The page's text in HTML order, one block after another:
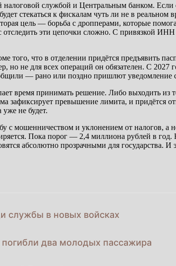
службой и Центральным банком. Если
стекаться к фискалам чуть ли не в
цель — борьба с дропперами, которые
эти цепочки сложно. С привязкой
того, что в отделении придётся предъявить
не для всех операций он обязателен. С 2027
— рано или поздно пришлют уведомление
время принимать решение. Либо выходить из
зафиксирует превышение лимита, и придётся
уже не будет.
с мошенничеством и уклонением от налогов,
Пока порог — 2,4 миллиона рублей в год.
абсолютно прозрачными для государства.
службы в новых войсках
погибли два молодых пассажира